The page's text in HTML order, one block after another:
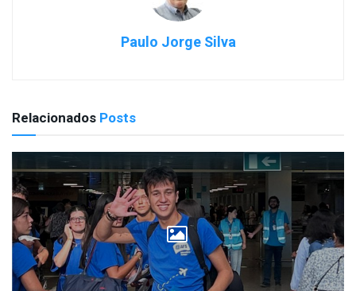
Paulo Jorge Silva
Relacionados Posts